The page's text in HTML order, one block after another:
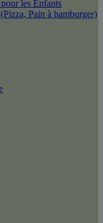
les Enfants
Pain à hamburger)